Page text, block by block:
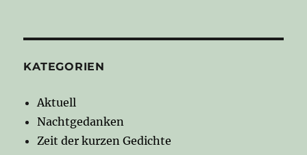
KATEGORIEN
Aktuell
Nachtgedanken
Zeit der kurzen Gedichte